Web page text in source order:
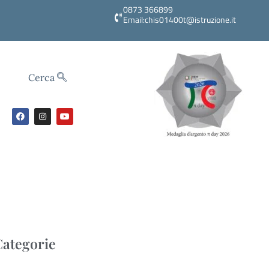
0873 366899
Email:chis01400t@istruzione.it
Cerca